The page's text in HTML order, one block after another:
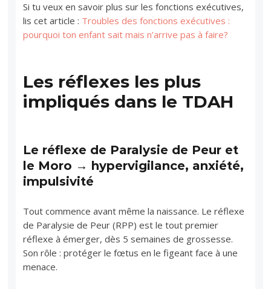
Si tu veux en savoir plus sur les fonctions exécutives,
lis cet article : Troubles des fonctions exécutives :
pourquoi ton enfant sait mais n’arrive pas à faire?
Les réflexes les plus
impliqués dans le TDAH
Le réflexe de Paralysie de Peur et
le Moro → hypervigilance, anxiété,
impulsivité
Tout commence avant même la naissance. Le réflexe
de Paralysie de Peur (RPP) est le tout premier
réflexe à émerger, dès 5 semaines de grossesse.
Son rôle : protéger le fœtus en le figeant face à une
menace.